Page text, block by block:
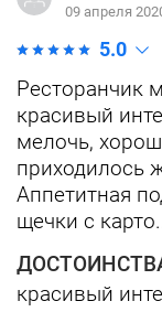
09 апреля
5.0
Ресторанчик
красивый
мелочь,
приходилось
Аппетитная
щечки с
красивый